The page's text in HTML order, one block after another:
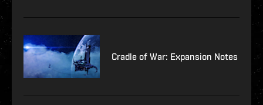
Cradle of War: Expansion Notes